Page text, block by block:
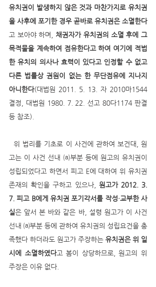
유치권이 발생하지 않은 것과 마찬가지로 유치권
을 사후에 포기한 경우 곧바로 유치권은 소멸한다
고 보아야 하며, 채권자가 유치권의 소멸 후에 그
목적물을 계속하여 점유한다고 하여 여기에 적법
한 유치의 의사나 효력이 있다고 인정할 수 없고
다른 법률상 권원이 없는 한 무단점유에 지나지
아니한다(대법원 2011. 5. 13. 자 2010마1544
결정, 대법원 1980. 7. 22. 선고 80다1174 판결
등 참조).
  위 법리를 기초로 이 사건에 관하여 보건대, 원
고는 이 사건 선내 ⒜부분 등에 원고의 유치권이
성립되었다고 하면서 피고 E에 대하여 위 유치권
존재의 확인을 구하고 있으나, 원고가 2012. 3.
7. 피고 B에게 유치권 포기각서를 작성·교부한 사
실은 앞서 본 바와 같은 바, 설령 원고가 이 사건
선내 ⒜부분 등에 관하여 유치권의 성립요건을 충
족했다 하더라도 원고가 주장하는 유치권은 위 일
시에 소멸하였다고 봄이 상당하므로, 원고의 위
주장은 이유 없다.